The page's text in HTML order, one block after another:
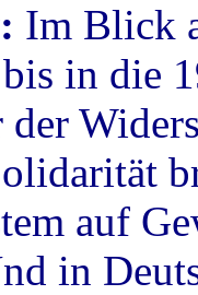
Im Blick
in die
auf
in